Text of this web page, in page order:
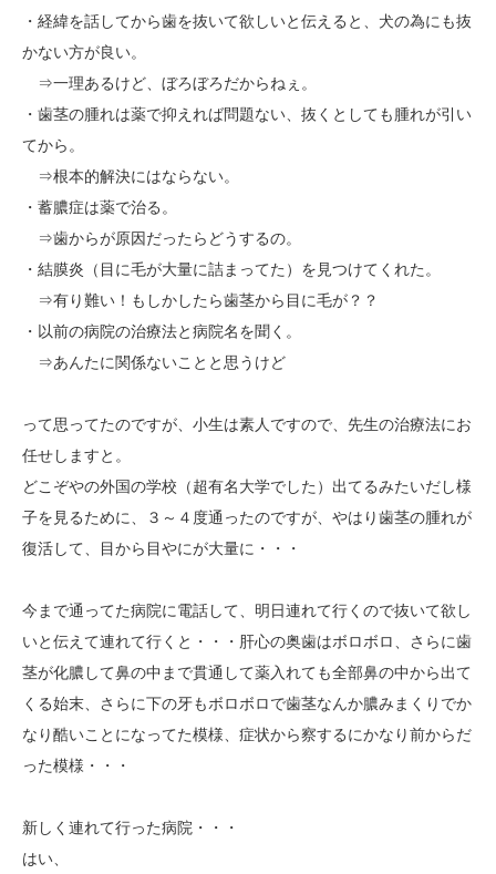
・経緯を話してから歯を抜いて欲しいと伝えると、犬の為にも抜
かない方が良い。
⇒一理あるけど、ぼろぼろだからねぇ。
・歯茎の腫れは薬で抑えれば問題ない、抜くとしても腫れが引い
てから。
⇒根本的解決にはならない。
・蓄膿症は薬で治る。
⇒歯からが原因だったらどうするの。
・結膜炎（目に毛が大量に詰まってた）を見つけてくれた。
⇒有り難い！もしかしたら歯茎から目に毛が？？
・以前の病院の治療法と病院名を聞く。
⇒あんたに関係ないことと思うけど
って思ってたのですが、小生は素人ですので、先生の治療法にお
任せしますと。
どこぞやの外国の学校（超有名大学でした）出てるみたいだし様
子を見るために、３～４度通ったのですが、やはり歯茎の腫れが
復活して、目から目やにが大量に・・・
今まで通ってた病院に電話して、明日連れて行くので抜いて欲し
いと伝えて連れて行くと・・・肝心の奥歯はボロボロ、さらに歯
茎が化膿して鼻の中まで貫通して薬入れても全部鼻の中から出て
くる始末、さらに下の牙もボロボロで歯茎なんか膿みまくりでか
なり酷いことになってた模様、症状から察するにかなり前からだ
った模様・・・
新しく連れて行った病院・・・
はい、